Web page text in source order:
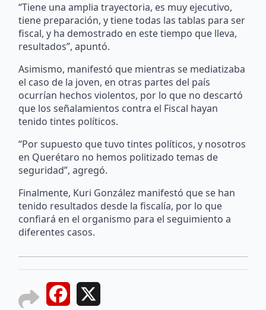
“Tiene una amplia trayectoria, es muy ejecutivo,
tiene preparación, y tiene todas las tablas para ser
fiscal, y ha demostrado en este tiempo que lleva,
resultados”, apuntó.
Asimismo, manifestó que mientras se mediatizaba
el caso de la joven, en otras partes del país
ocurrían hechos violentos, por lo que no descartó
que los señalamientos contra el Fiscal hayan
tenido tintes políticos.
“Por supuesto que tuvo tintes políticos, y nosotros
en Querétaro no hemos politizado temas de
seguridad”, agregó.
Finalmente, Kuri González manifestó que se han
tenido resultados desde la fiscalía, por lo que
confiará en el organismo para el seguimiento a
diferentes casos.
Facebook